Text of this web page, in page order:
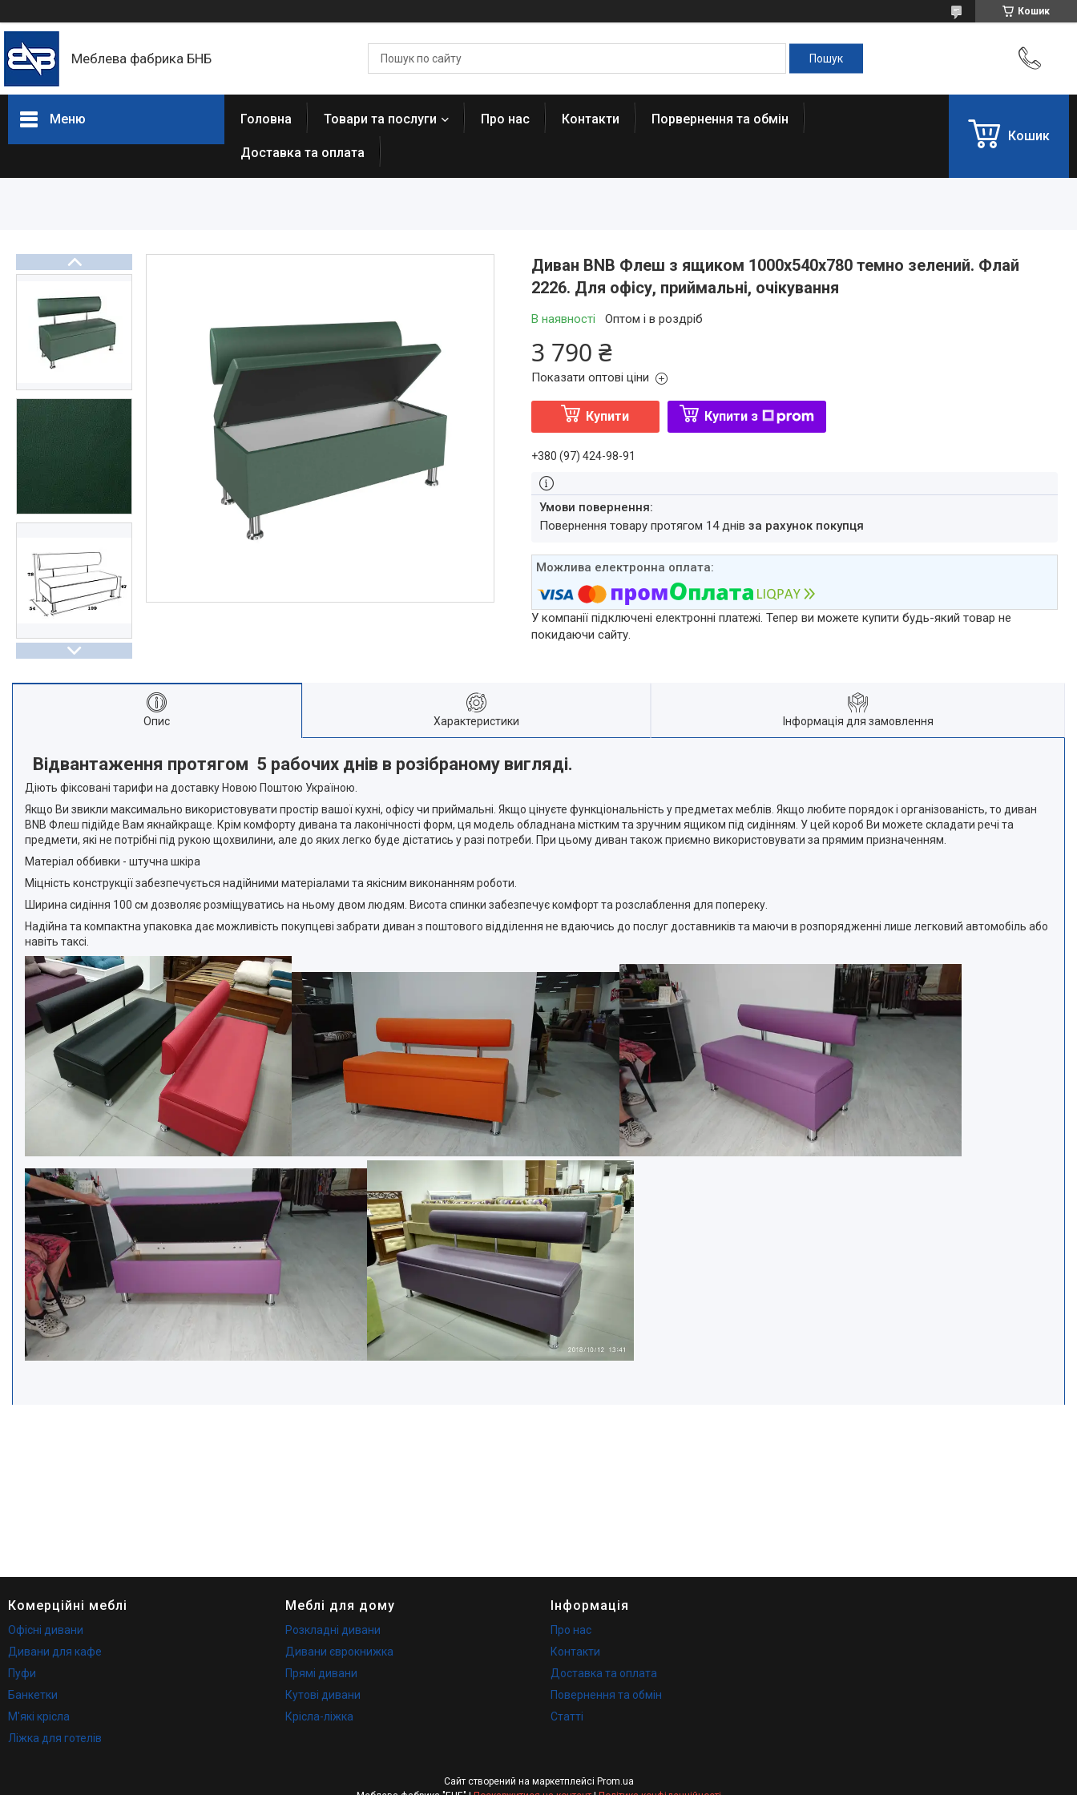
Кошик
Меблева фабрика БНБ
Меню Головна Товари та послуги Про нас Контакти Порвернення та обмін
Доставка та оплата
Кошик
Диван BNB Флеш з ящиком 1000x540x780 темно зелений. Флай
2226. Для офісу, приймальні, очікування
В наявності Оптом і в роздріб
3 790 ₴
Показати оптові ціни
Купити Купити з
+380 (97) 424-98-91
повернення товару протягом 14 днів за рахунок покупця
У компанії підключені електронні платежі. Тепер ви можете купити будь-який товар не
покидаючи сайту.
Опис Характеристики Інформація для замовлення
Відвантаження протягом 5 рабочих днів в розібраному вигляді.
Діють фіксовані тарифи на доставку Новою Поштою Україною.
Якщо Ви звикли максимально використовувати простір вашої кухні, офісу чи приймальні. Якщо цінуєте функціональність у предметах меблів. Якщо любите порядок і організованість, то диван
BNB Флеш підійде Вам якнайкраще. Крім комфорту дивана та лаконічності форм, ця модель обладнана містким та зручним ящиком під сидінням. У цей короб Ви можете складати речі та
предмети, які не потрібні під рукою щохвилини, але до яких легко буде дістатись у разі потреби. При цьому диван також приємно використовувати за прямим призначенням.
Матеріал оббивки - штучна шкіра
Міцність конструкції забезпечується надійними матеріалами та якісним виконанням роботи.
Ширина сидіння 100 см дозволяє розміщуватись на ньому двом людям. Висота спинки забезпечує комфорт та розслаблення для попереку.
Надійна та компактна упаковка дає можливість покупцеві забрати диван з поштового відділення не вдаючись до послуг доставників та маючи в розпорядженні лише легковий автомобіль або
навіть таксі.
Комерційні меблі
Офісні дивани
Дивани для кафе
Пуфи
Банкетки
М'які крісла
Ліжка для готелів
Меблі для дому
Розкладні дивани
Дивани єврокнижка
Прямі дивани
Кутові дивани
Крісла-ліжка
Інформація
Про нас
Контакти
Доставка та оплата
Повернення та обмін
Статті
Сайт створений на маркетплейсі Prom.ua